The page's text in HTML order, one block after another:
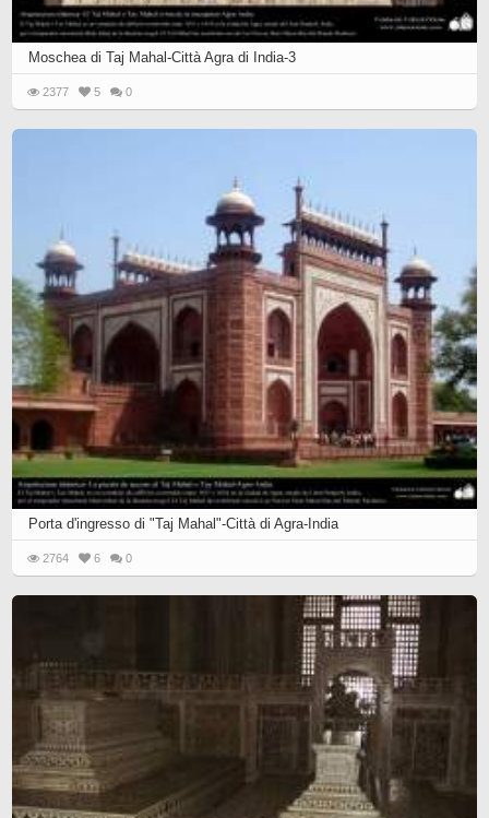
Moschea di Taj Mahal-Città Agra di India-3
2377 5 0
Porta d'ingresso di "Taj Mahal"-Città di Agra-India
2764 6 0